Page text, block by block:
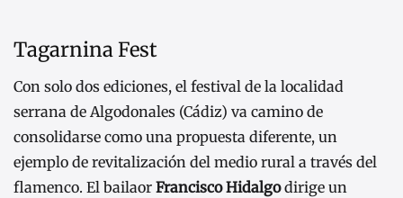
Tagarnina Fest
Con solo dos ediciones, el festival de la localidad
serrana de Algodonales (Cádiz) va camino de
consolidarse como una propuesta diferente, un
ejemplo de revitalización del medio rural a través del
flamenco. El bailaor Francisco Hidalgodirige un